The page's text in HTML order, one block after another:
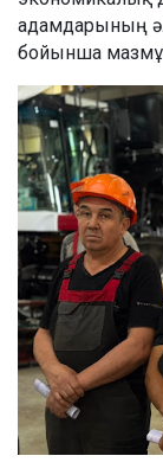
адамдарының
бойынша